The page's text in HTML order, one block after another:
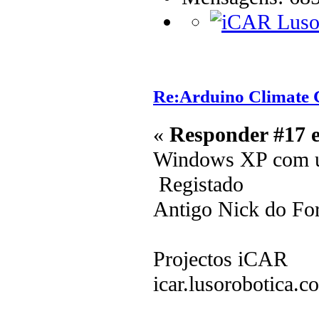
Re:Arduino Climate
« Responder #17
Windows XP com
Registado
Antigo Nick do
Projectos iCAR